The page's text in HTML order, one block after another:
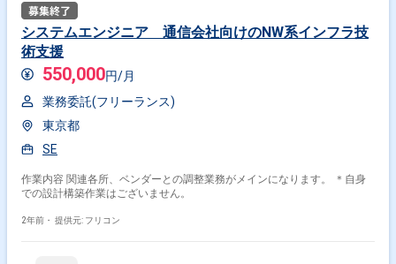
システムエンジニア 通信会社向けのNW系インフラ技
術支援
550,000円/月
業務委託(フリーランス)
東京都
SE
作業内容 関連各所、ベンダーとの調整業務がメインになります。 ＊自身
での設計構築作業はございません。
2年前・ 提供元: フリコン